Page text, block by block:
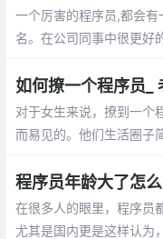
一个厉害的程序员,都会
名。在公司同事中很更好
对于女生来说，撩到一个
而易见的。他们生活圈子
码的路上。这篇文章告诉
在很多人的眼里，程序员
尤其是国内更是这样认为